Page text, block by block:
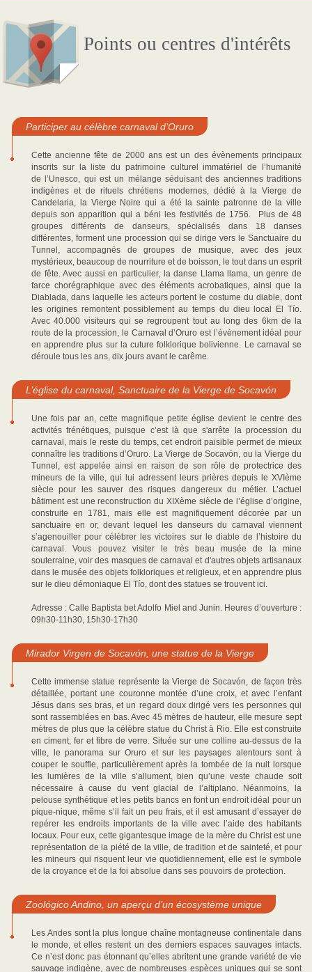
Points ou centres d'intérêts
Participer au célèbre carnaval d’Oruro
Cette ancienne fête de 2000 ans est un des évènements principaux
inscrits sur la liste du patrimoine culturel immatériel de l’humanité
de l’Unesco, qui est un mélange séduisant des anciennes traditions
indigènes et de rituels chrétiens modernes, dédié à la Vierge de
Candelaria, la Vierge Noire qui a été la sainte patronne de la ville
depuis son apparition qui a béni les festivités de 1756. Plus de 48
groupes différents de danseurs, spécialisés dans 18 danses
différentes, forment une procession qui se dirige vers le Sanctuaire du
Tunnel, accompagnés de groupes de musique, avec des jeux
mystérieux, beaucoup de nourriture et de boisson, le tout dans un esprit
de fête. Avec aussi en particulier, la danse Llama llama, un genre de
farce chorégraphique avec des éléments acrobatiques, ainsi que la
Diablada, dans laquelle les acteurs portent le costume du diable, dont
les origines remontent possiblement au temps du dieu local El Tío.
Avec 40.000 visiteurs qui se regroupent tout au long des 6km de la
route de la procession, le Carnaval d’Oruro est l’évènement idéal pour
en apprendre plus sur la cuture folklorique bolivienne. Le carnaval se
déroule tous les ans, dix jours avant le carême.
L’église du carnaval, Sanctuaire de la Vierge de Socavón
Une fois par an, cette magnifique petite église devient le centre des
activités frénétiques, puisque c’est là que s'arrête la procession du
carnaval, mais le reste du temps, cet endroit paisible permet de mieux
connaître les traditions d’Oruro. La Vierge de Socavón, ou la Vierge du
Tunnel, est appelée ainsi en raison de son rôle de protectrice des
mineurs de la ville, qui lui adressent leurs prières depuis le XVIème
siècle pour les sauver des risques dangereux du métier. L’actuel
bâtiment est une reconstruction du XIXème siècle de l’église d’origine,
construite en 1781, mais elle est magnifiquement décorée par un
sanctuaire en or, devant lequel les danseurs du carnaval viennent
s’agenouiller pour célébrer les victoires sur le diable de l’histoire du
carnaval. Vous pouvez visiter le très beau musée de la mine
souterraine, voir des masques de carnaval et d'autres objets artisanaux
dans le musée des objets folkloriques et religieux, et en apprendre plus
sur le dieu démoniaque El Tío, dont des statues se trouvent ici.
Adresse : Calle Baptista bet Adolfo Miel and Junin. Heures d’ouverture :
09h30-11h30, 15h30-17h30
Mirador Virgen de Socavón, une statue de la Vierge
Cette immense statue représente la Vierge de Socavón, de façon très
détaillée, portant une couronne montée d’une croix, et avec l’enfant
Jésus dans ses bras, et un regard doux dirigé vers les personnes qui
sont rassemblées en bas. Avec 45 mètres de hauteur, elle mesure sept
mètres de plus que la célèbre statue du Christ à Rio. Elle est construite
en ciment, fer et fibre de verre. Située sur une colline au-dessus de la
ville, le panorama sur Oruro et sur les paysages alentours sont à
couper le souffle, particulièrement après la tombée de la nuit lorsque
les lumières de la ville s’allument, bien qu’une veste chaude soit
nécessaire à cause du vent glacial de l’altiplano. Néanmoins, la
pelouse synthétique et les petits bancs en font un endroit idéal pour un
pique-nique, même s’il fait un peu frais, et il est amusant d’essayer de
repérer les endroits importants de la ville avec l’aide des habitants
locaux. Pour eux, cette gigantesque image de la mère du Christ est une
représentation de la piété de la ville, de tradition et de sainteté, et pour
les mineurs qui risquent leur vie quotidiennement, elle est le symbole
de la croyance et de la foi absolue dans ses pouvoirs de protection.
Zoológico Andino, un aperçu d’un écosystème unique
Les Andes sont la plus longue chaîne montagneuse continentale dans
le monde, et elles restent un des derniers espaces sauvages intacts.
Ce n’est donc pas étonnant qu’elles abritent une grande variété de vie
sauvage indigène, avec de nombreuses espèces uniques qui se sont